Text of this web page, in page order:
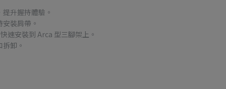
升握持體驗。
裝肩帶。
速安裝到 Arca 型三腳架上。
卸。